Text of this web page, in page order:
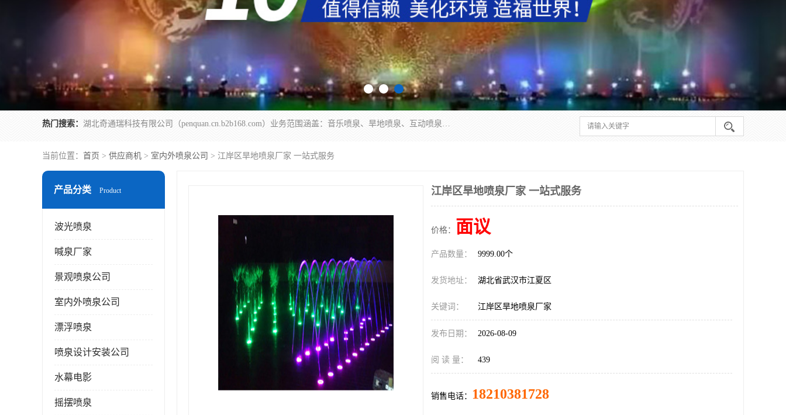
热门搜索： 湖北奇通瑞科技有限公司（penquan.cn.b2b168.com）业务范围涵盖：音乐喷泉、旱地喷泉、互动喷泉、喷泉设计及灯光水秀等各类水景工程，广泛应用于公园、城市广场、商业综合体、旅游景区、住宅社区等领域。
当前位置： 首页 > 供应商机 > 室内外喷泉公司 > 江岸区旱地喷泉厂家 一站式服务
产品分类 Product
波光喷泉
喊泉厂家
景观喷泉公司
室内外喷泉公司
漂浮喷泉
喷泉设计安装公司
水幕电影
摇摆喷泉
江岸区旱地喷泉厂家 一站式服务
价格： 面议
产品数量： 9999.00个
发货地址： 湖北省武汉市江夏区
关键词： 江岸区旱地喷泉厂家
发布日期： 2026-08-09
阅 读 量： 439
销售电话： 18210381728